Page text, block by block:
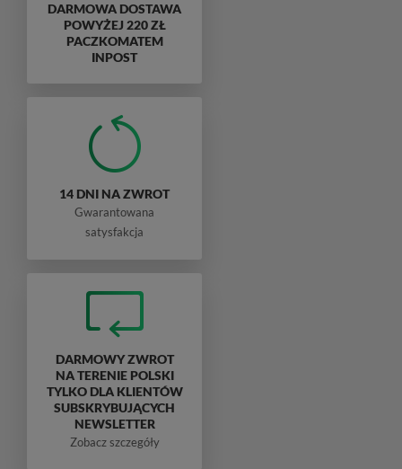
DARMOWA DOSTAWA
POWYŻEJ 220 ZŁ
PACZKOMATEM
INPOST
14 DNI NA ZWROT
Gwarantowana
satysfakcja
DARMOWY ZWROT
NA TERENIE POLSKI
TYLKO DLA KLIENTÓW
SUBSKRYBUJĄCYCH
NEWSLETTER
Zobacz szczegóły